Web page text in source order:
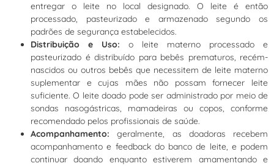
entregar o leite no local designado. O leite é então
processado, pasteurizado e armazenado segundo os
padrões de segurança estabelecidos.
Distribuição e Uso: o leite materno processado e
pasteurizado é distribuído para bebês prematuros, recém-
nascidos ou outros bebês que necessitem de leite materno
suplementar e cujas mães não possam fornecer leite
suficiente. O leite doado pode ser administrado por meio de
sondas nasogástricas, mamadeiras ou copos, conforme
recomendado pelos profissionais de saúde.
Acompanhamento: geralmente, as doadoras recebem
acompanhamento e feedback do banco de leite, e podem
continuar doando enquanto estiverem amamentando e